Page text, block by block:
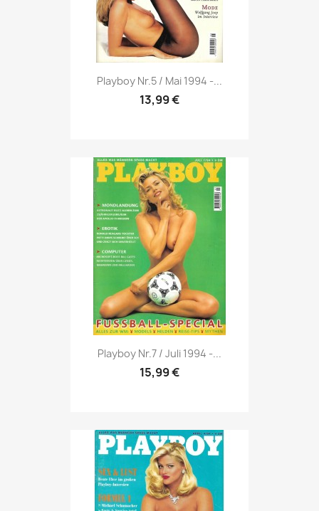
Vorschau
Playboy Nr.5 / Mai 1994 -...
13,99 €
Vorschau
Playboy Nr.7 / Juli 1994 -...
15,99 €